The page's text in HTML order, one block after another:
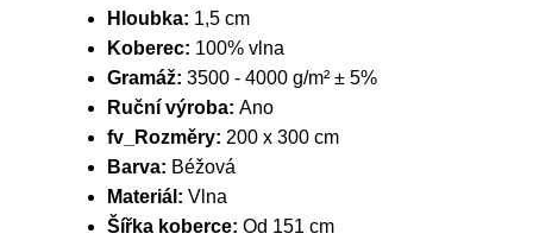
Hloubka: 1,5 cm
Koberec: 100% vlna
Gramáž: 3500 - 4000 g/m² ± 5%
Ruční výroba: Ano
fv_Rozměry: 200 x 300 cm
Barva: Béžová
Materiál: Vlna
Šířka koberce: Od 151 cm